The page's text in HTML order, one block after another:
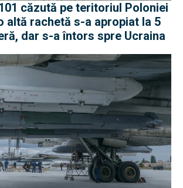
căzută pe teritoriul Poloniei
altă rachetă s-a apropiat la 5
dar s-a întors spre Ucraina